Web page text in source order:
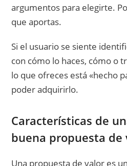
argumentos para elegirte.
que aportas.
Si el usuario se siente
con cómo lo haces, cómo o
lo que ofreces está «hecho
poder adquirirlo.
Características de
buena propuesta de
Una propuesta de valor es